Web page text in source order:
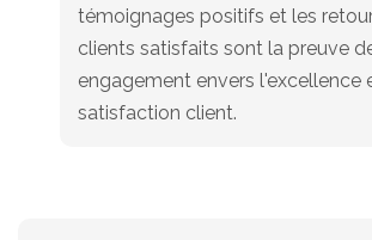
témoignages positifs et les
clients satisfaits sont la preuve
engagement envers l'excellence
satisfaction client.